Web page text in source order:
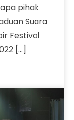
pihak
Suara
Festival
[…]